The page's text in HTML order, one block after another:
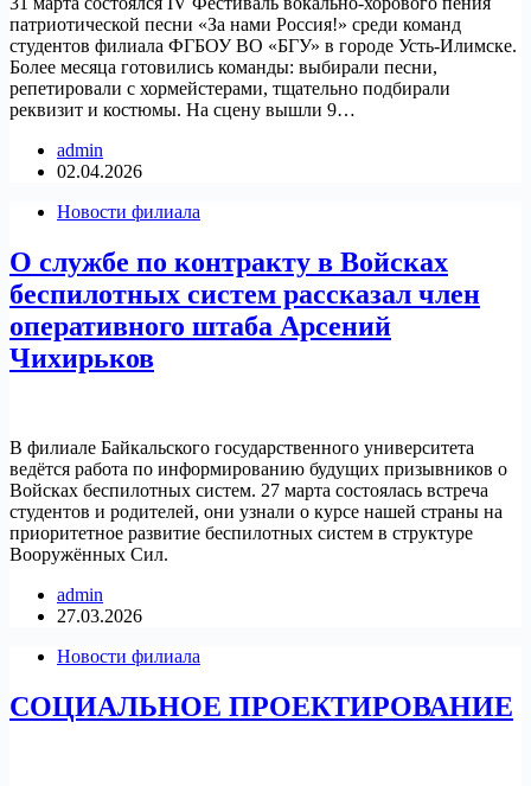
патриотической песни «За нами Россия!» среди команд
студентов филиала ФГБОУ ВО «БГУ» в городе Усть-Илимске.
Более месяца готовились команды: выбирали песни,
репетировали с хормейстерами, тщательно подбирали
реквизит и костюмы. На сцену вышли 9…
admin
02.04.2026
Новости филиала
О службе по контракту в Войсках
беспилотных систем рассказал член
оперативного штаба Арсений
Чихирьков
В филиале Байкальского государственного университета
ведётся работа по информированию будущих призывников о
Войсках беспилотных систем. 27 марта состоялась встреча
студентов и родителей, они узнали о курсе нашей страны на
приоритетное развитие беспилотных систем в структуре
Вооружённых Сил.
admin
27.03.2026
Новости филиала
СОЦИАЛЬНОЕ ПРОЕКТИРОВАНИЕ